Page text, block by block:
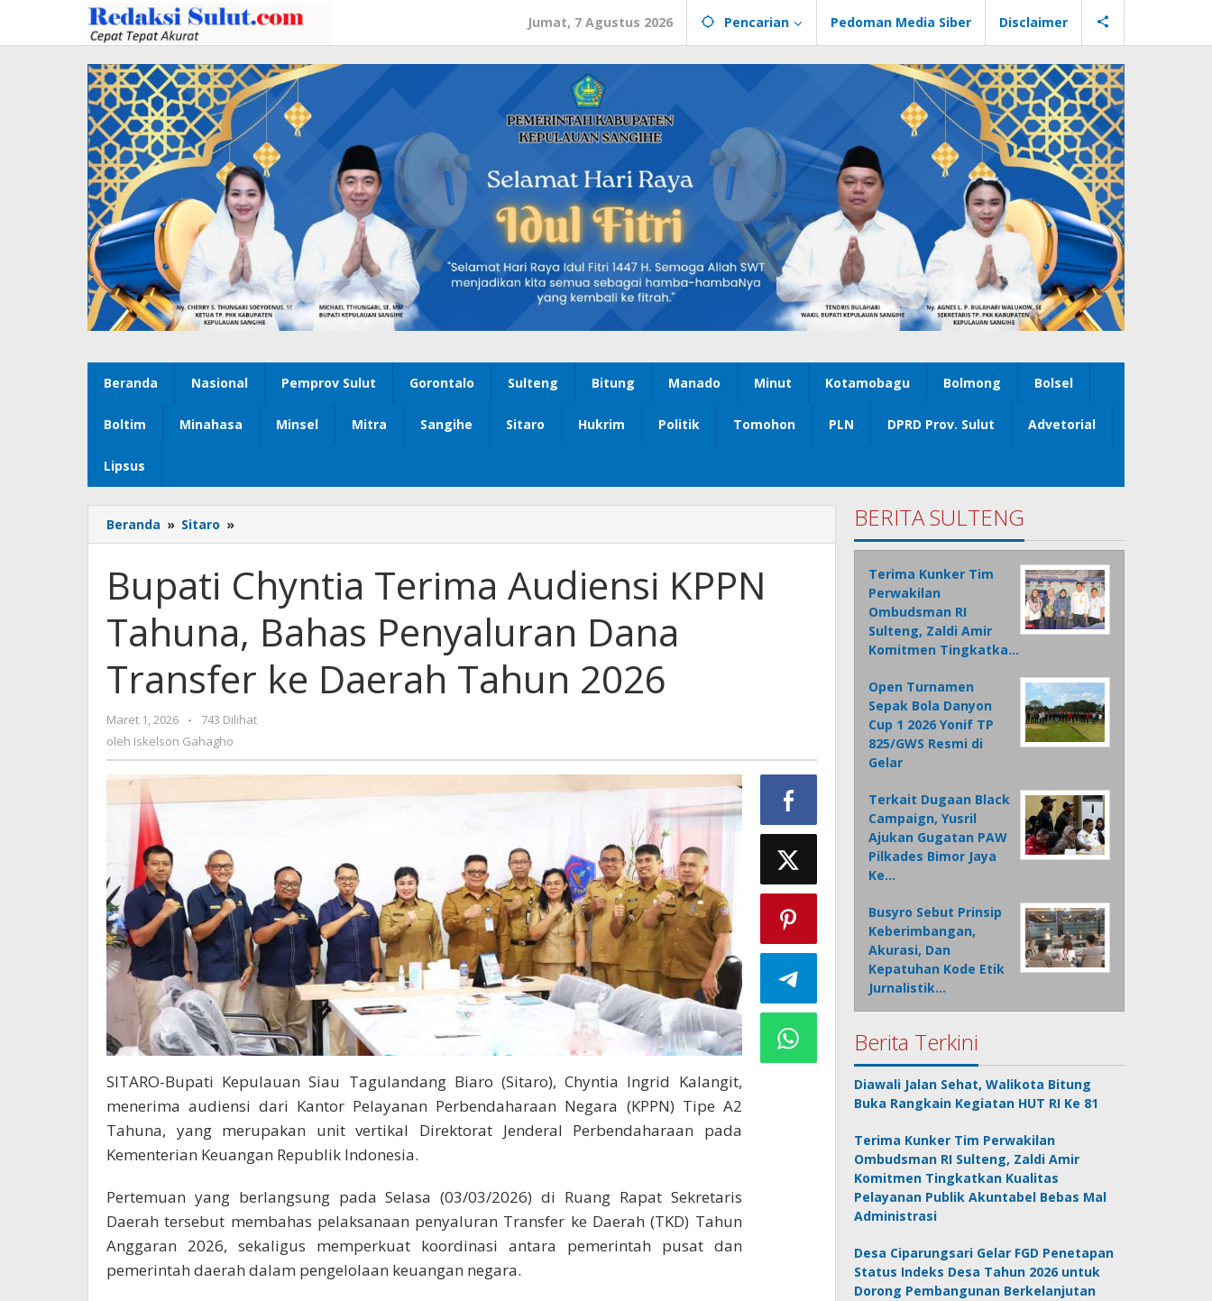
konten
Jumat, 7 Agustus 2026 Pencarian Pedoman Media Siber Disclaimer
Beranda Nasional Pemprov Sulut Gorontalo Sulteng Bitung Manado Minut Kotamobagu Bolmong Bolsel
Boltim Minahasa Minsel Mitra Sangihe Sitaro Hukrim Politik Tomohon PLN DPRD Prov. Sulut Advetorial
Lipsus
Beranda » Sitaro »
Chyntia
Audiensi
KPPN
Tahuna,
Bahas
Penyaluran
Dana
Transfer
ke
2026
Bupati Chyntia Terima Audiensi KPPN
Tahuna, Bahas Penyaluran Dana
Transfer ke Daerah Tahun 2026
Maret 1, 2026
oleh
Iskelson
Gahagho
-
743 Dilihat
oleh Iskelson Gahagho
SITARO-Bupati Kepulauan Siau Tagulandang Biaro (Sitaro), Chyntia Ingrid Kalangit,
menerima audiensi dari Kantor Pelayanan Perbendaharaan Negara (KPPN) Tipe A2
Tahuna, yang merupakan unit vertikal Direktorat Jenderal Perbendaharaan pada
Kementerian Keuangan Republik Indonesia.
Pertemuan yang berlangsung pada Selasa (03/03/2026) di Ruang Rapat Sekretaris
Daerah tersebut membahas pelaksanaan penyaluran Transfer ke Daerah (TKD) Tahun
Anggaran 2026, sekaligus memperkuat koordinasi antara pemerintah pusat dan
pemerintah daerah dalam pengelolaan keuangan negara.
BERITA SULTENG
Terima Kunker Tim
Perwakilan
Ombudsman RI
Sulteng, Zaldi Amir
Komitmen Tingkatka…
Open Turnamen
Sepak Bola Danyon
Cup 1 2026 Yonif TP
825/GWS Resmi di
Gelar
Terkait Dugaan Black
Campaign, Yusril
Ajukan Gugatan PAW
Pilkades Bimor Jaya
Ke…
Busyro Sebut Prinsip
Keberimbangan,
Akurasi, Dan
Kepatuhan Kode Etik
Jurnalistik…
Berita Terkini
Diawali Jalan Sehat, Walikota Bitung
Buka Rangkain Kegiatan HUT RI Ke 81
Terima Kunker Tim Perwakilan
Ombudsman RI Sulteng, Zaldi Amir
Komitmen Tingkatkan Kualitas
Pelayanan Publik Akuntabel Bebas Mal
Administrasi
Desa Ciparungsari Gelar FGD Penetapan
Status Indeks Desa Tahun 2026 untuk
Dorong Pembangunan Berkelanjutan